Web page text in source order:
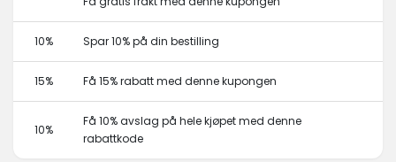
10% Spar 10% på din bestilling
15% Få 15% rabatt med denne kupongen
10%
Få 10% avslag på hele kjøpet med denne
rabattkode